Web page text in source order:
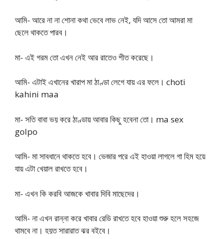
আমি- আরে না না শোনা কথা ভেবে লাভ নেই, যদি আসে তো আমরা মা
ছেলে থাকতে পারব।
মা- এই গরম তো এখন নেই আর রাতেও শীত করেছে।
আমি- এটাই এখানের খারাপ মা ঠাণ্ডা লেগে যায় এর ফলে। choti
kahini maa
মা- সতি বাবা ভয় করে ঠাণ্ডায় আবার কিছু হবেনা তো। ma sex
golpo
আমি- মা সাবধানে থাকতে হবে। ভেজার পরে এই হাওয়া লাগলে গা হিম হয়ে
যায় এটা খেয়াল রাখতে হবে।
মা- এখন কি করবি আজকে খাবার দিবি মাছেদের।
আমি- না এখন রান্না করে খাবার রেডি রাখতে হবে হাওয়া শুরু হলে সহজে
থামবে না। হয়ত সারারাত ঝর বইবে।